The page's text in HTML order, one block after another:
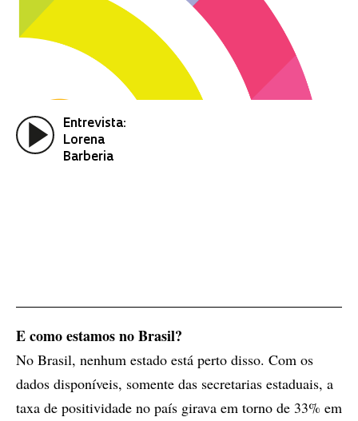
Entrevista:
Lorena
Barberia
E como estamos no Brasil?
No Brasil, nenhum estado está perto disso. Com os
dados disponíveis, somente das secretarias estaduais, a
taxa de positividade no país girava em torno de 33% em